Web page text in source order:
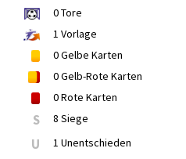
0Tore
1 Vorlage
0Gelbe Karten
0Gelb-Rote Karten
0Rote Karten
S 8 Siege
U 1 Unentschieden